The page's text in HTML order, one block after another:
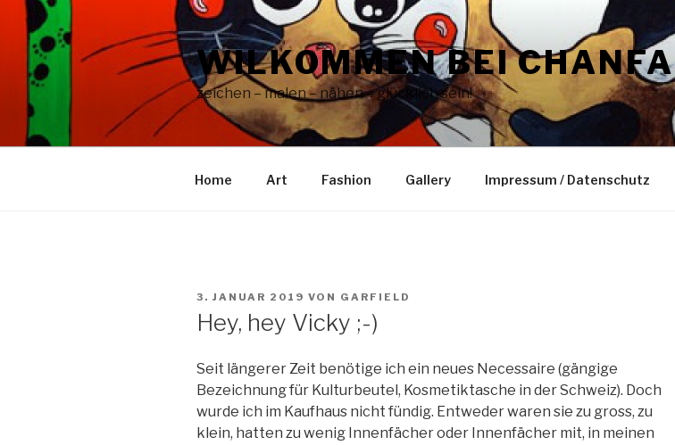
Zum
Inhalt
springen
WILKOMMEN BEI CHANFA
zeichen – malen – nähen – glücklich sein!
Home Art Fashion Gallery Impressum / Datenschutz
VERÖFFENTLICHT
3. JANUAR 2019 VON GARFIELD
Hey, hey Vicky ;-)
Seit längerer Zeit benötige ich ein neues Necessaire (gängige
Bezeichnung für Kulturbeutel, Kosmetiktasche in der Schweiz). Doch
wurde ich im Kaufhaus nicht fündig. Entweder waren sie zu gross, zu
klein, hatten zu wenig Innenfächer oder Innenfächer mit, in meinen